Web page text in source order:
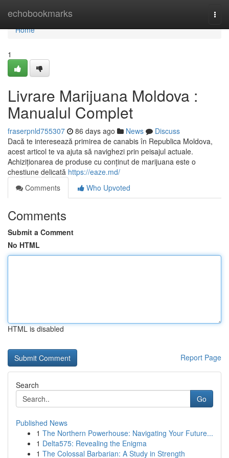
echobookmarks
Home
Home
1
Livrare Marijuana Moldova :
Manualul Complet
fraserpnld755307 86 days ago News
Discuss
Dacă te interesează primirea de canabis în Republica Moldova,
acest articol te va ajuta să navighezi prin peisajul actuale.
Achiziționarea de produse cu conținut de marijuana este o
chestiune delicată https://eaze.md/
Comments
Who Upvoted
Comments
Submit a Comment
No HTML
HTML is disabled
Report Page
Search
Go
Published News
1 The Northern Powerhouse: Navigating Your Future...
1 Delta575: Revealing the Enigma
1 The Colossal Barbarian: A Study in Strength